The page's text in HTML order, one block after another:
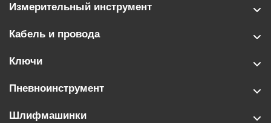
Измерительный инструмент
Кабель и провода
Ключи
Пневноинструмент
Шлифмашинки